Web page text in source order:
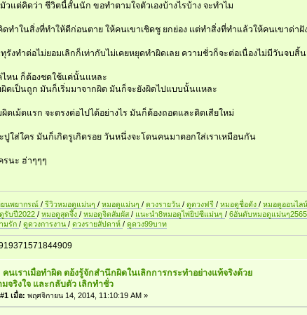
มัวแต่คิดว่า ชีวิตนี้สั้นนัก ขอทำตามใจตัวเองบ้างไรบ้าง จะทำไม
ทำในสิ่งที่ทำให้ดีก่อนตาย ให้คนเขาเชิดชู ยกย่อง แต่ทำสิ่งที่ทำแล้วให้คนเขาด่าฝัง
รังทำต่อไม่ยอมเลิกก็เท่ากับไม่เคยหยุดทำผิดเลย ความชั่วก็จะต่อเนื่องไม่มีวันจบสิ้น
หน ก็ต้องชดใช้แค่นั้นแหละ
ดเป็นถูก มันก็เริ่มมาจากผิด มันก็จะยังผิดไปแบบนั้นแหละ
ดเม้ดแรก จะตรงต่อไปได้อย่างไร มันก็ต้องถอดและติดเสียใหม่
ปูใส่ใคร มันก็เกิดรูเกิดรอย วันหนึ่งจะโดนคนมาตอกใส่เราเหมือนกัน
รนะ ฮ่าๆๆๆ
ยนพยากรณ์/ รีวิวหมอดูแม่นๆ/หมอดูแม่นๆ/ดวงรายวัน/ดูดวงฟรี/หมอดูชื่อดัง/หมอดูออนไล
รับปี2022/หมอดูสุดจึ้ง/หมอดูจิตสัมผัส/ แนะนำ8หมอดูไพ่ยิปซีแม่นๆ/6อันดับหมอดูแม่นๆ2565
มรัก/ดูดวงการงาน/ดวงรายสัปดาห์/ดูดวง99บาท
คนเราเมื่อทำผิด ตอ้งรู้จักสำนึกผิดในเลิกการกระทำอย่างแท้จริงด้วย
มจริงใจ และกลับตัว เลิกทำชั่ว
เมื่อ: พฤศจิกายน 14, 2014, 11:10:19 AM »